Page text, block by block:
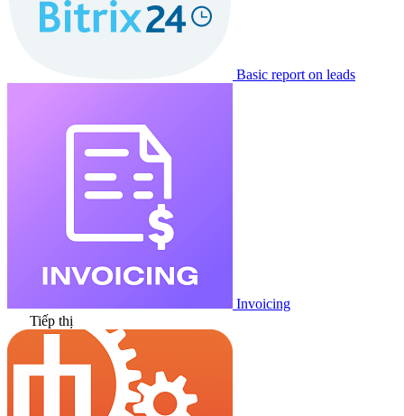
Basic report on leads
Invoicing
Tiếp thị